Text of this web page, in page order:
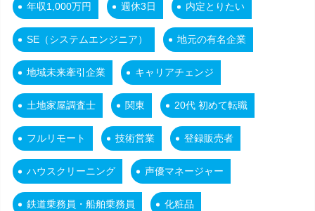
年収1,000万円 週休3日 内定とりたい
SE（システムエンジニア） 地元の有名企業
地域未来牽引企業 キャリアチェンジ
土地家屋調査士 関東 20代 初めて転職
フルリモート 技術営業 登録販売者
ハウスクリーニング 声優マネージャー
鉄道乗務員・船舶乗務員 化粧品